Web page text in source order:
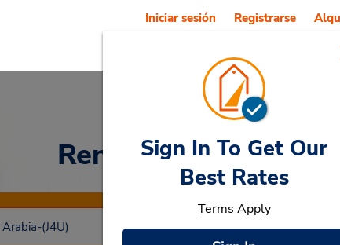
Iniciar sesión Registrarse
Rent a Carat Al
Sign In To Get Our
Best Rates
Terms Apply